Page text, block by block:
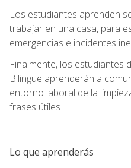
Los estudiantes aprenden
trabajar en una casa, para
emergencias e incidentes
Finalmente, los estudiantes
Bilingüe aprenderán a
entorno laboral de la
frases útiles
Lo que aprenderás